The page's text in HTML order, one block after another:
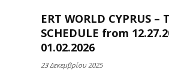
ERT WORLD CYPRUS –
SCHEDULE from
01.02.2026
23 Δεκεμβρίου 2025